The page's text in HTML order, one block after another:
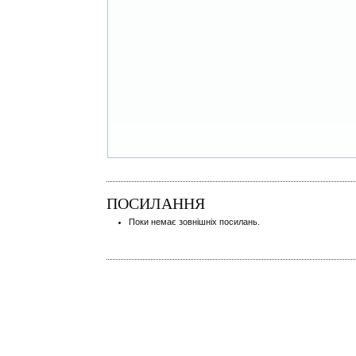
ПОСИЛАННЯ
Поки немає зовнішніх посилань.